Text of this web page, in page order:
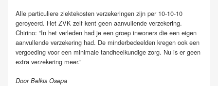
Alle particuliere ziektekosten verzekeringen zijn per 10-10-10
geroyeerd. Het ZVK zelf kent geen aanvullende verzekering.
Chirino: “In het verleden had je een groep inwoners die een eigen
aanvullende verzekering had. De minderbedeelden kregen ook een
vergoeding voor een minimale tandheelkundige zorg. Nu is er geen
extra verzekering meer.”
Door Belkis Osepa